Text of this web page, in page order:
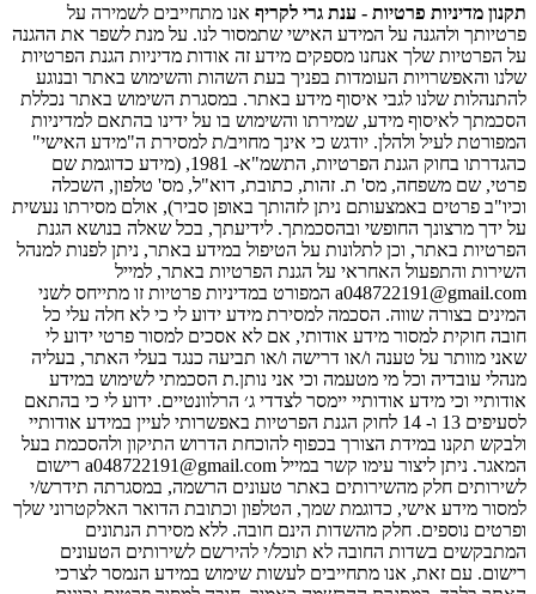
תקנון מדיניות פרטיות - ענת גרי לקריף אנו מתחייבים לשמירה על
פרטיותך ולהגנה על המידע האישי שתמסור לנו. על מנת לשפר את ההגנה
על הפרטיות שלך אנחנו מספקים מידע זה אודות מדיניות הגנת הפרטיות
שלנו והאפשרויות העומדות בפניך בעת השהות והשימוש באתר ובנוגע
להתנהלות שלנו לגבי איסוף מידע באתר. במסגרת השימוש באתר נכללת
הסכמתך לאיסוף מידע, שמירתו והשימוש בו על ידינו בהתאם למדיניות
המפורטת לעיל ולהלן. יודגש כי אינך מחויב/ת למסירת ה"מידע האישי"
כהגדרתו בחוק הגנת הפרטיות, התשמ"א- 1981, (מידע כדוגמת שם
פרטי, שם משפחה, מס' ת. זהות, כתובת, דוא"ל, מס' טלפון, השכלה
וכיו"ב פרטים באמצעותם ניתן לזהותך באופן סביר), אולם מסירתו נעשית
על ידך מרצונך החופשי ובהסכמתך. לידיעתך, בכל שאלה בנושא הגנת
הפרטיות באתר, וכן לתלונות על הטיפול במידע באתר, ניתן לפנות למנהל
השירות והתפעול האחראי על הגנת הפרטיות באתר, למייל
a048722191@gmail.com המפורט במדיניות פרטיות זו מתייחס לשני
המינים בצורה שווה. הסכמה למסירת מידע ידוע לי כי לא חלה עלי כל
חובה חוקית למסור מידע אודותי, אם לא אסכים למסור פרטי ידוע לי
שאני מוותר על טענה ו/או דרישה ו/או תביעה כנגד בעלי האתר, בעליה
מנהלי עובדיה וכל מי מטעמה וכי אני נותן.ת הסכמתי לשימוש במידע
אודותיי וכי מידע אודותיי יימסר לצדדי ג׳ הרלוונטיים. ידוע לי כי בהתאם
לסעיפים 13 ו- 14 לחוק הגנת הפרטיות באפשרותי לעיין במידע אודותיי
ולבקש תקנו במידת הצורך בכפוף להוכחת הדרוש התיקון ולהסכמת בעל
המאגר. ניתן ליצור עימו קשר במייל a048722191@gmail.com רישום
לשירותים חלק מהשירותים באתר טעונים הרשמה, במסגרתה תידרש/י
למסור מידע אישי, כדוגמת שמך, הטלפון וכתובת הדואר האלקטרוני שלך
ופרטים נוספים. חלק מהשדות הינם חובה. ללא מסירת הנתונים
המתבקשים בשדות החובה לא תוכל/י להירשם לשירותים הטעונים
רישום. עם זאת, אנו מתחייבים לעשות שימוש במידע הנמסר לצרכי